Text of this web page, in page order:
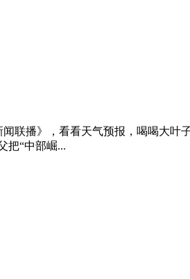
联播》，看看天气预报，喝喝大叶
把“中部崛...